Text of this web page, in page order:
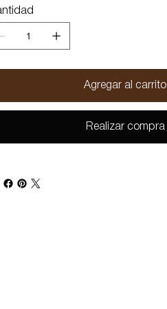
Agregar al carrito
Realizar compra